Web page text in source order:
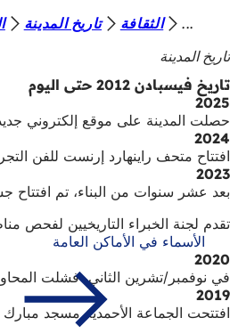
الانتقال إلى المحتوى
ن
ت
ه
ن
ا
الثقافة تاريخ المدينة
تاريخ المدينة
تاريخ فيسبادن 2012 حتى اليوم
2025
حصلت المدينة على موقع إلكتروني
2024
افتتاح متحف راينهارد إرنست للفن
2023
بعد عشر سنوات من البناء، تم افتتاح
تقدم لجنة الخبراء التاريخيين لفحص مناطق المرور
الأسماء في الأماكن العامة
2020
في نوفمبر/تشرين الثاني، فشلت المحاولة
2019
افتتحت الجماعة الأحمدية مسجد مبارك